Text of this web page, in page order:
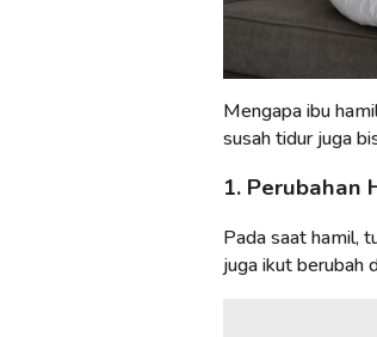
Mengapa ibu
susah tidur juga
1. Perubahan
Pada saat hamil,
juga ikut berubah